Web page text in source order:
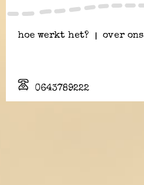
hoe werkt het? over ons
0643789222